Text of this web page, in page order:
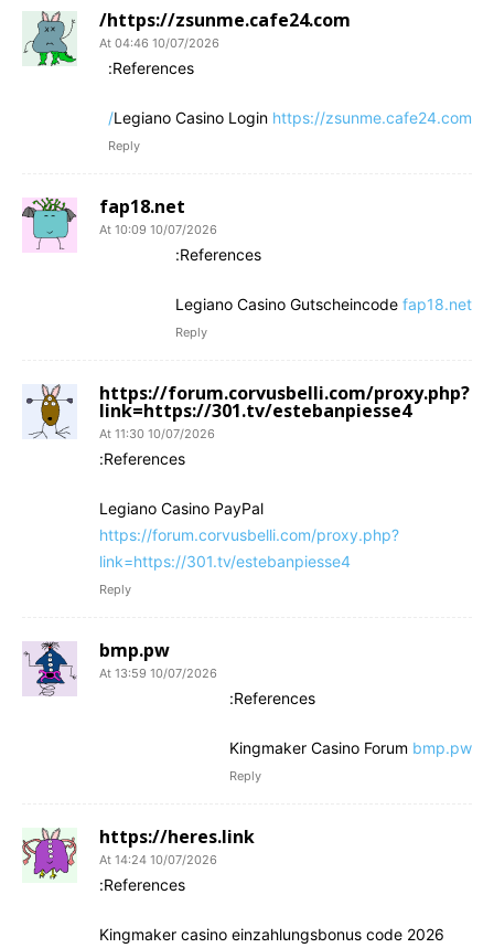
https://zsunme.cafe24.com/
10/07/2026 At 04:46
References:
Legiano Casino Login https://zsunme.cafe24.com/
Reply
fap18.net
10/07/2026 At 10:09
References:
Legiano Casino Gutscheincode fap18.net
Reply
https://forum.corvusbelli.com/proxy.php?
link=https://301.tv/estebanpiesse4
10/07/2026 At 11:30
References:
Legiano Casino PayPal
https://forum.corvusbelli.com/proxy.php?
link=https://301.tv/estebanpiesse4
Reply
bmp.pw
10/07/2026 At 13:59
References:
Kingmaker Casino Forum bmp.pw
Reply
https://heres.link
10/07/2026 At 14:24
References:
Kingmaker casino einzahlungsbonus code 2026